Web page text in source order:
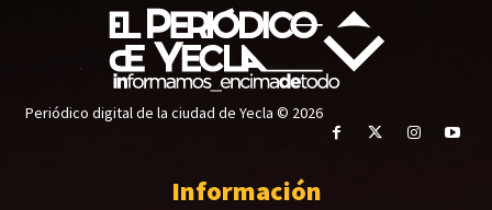
Periódico digital de la ciudad de Yecla © 2026
Información